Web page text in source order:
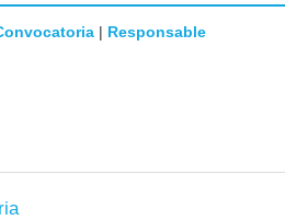
| Responsable